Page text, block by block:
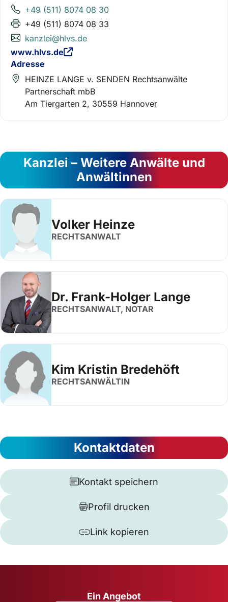
+49 (511) 8074 08 30
+49 (511) 8074 08 33
kanzlei@hlvs.de
www.hlvs.de
Adresse
HEINZE LANGE v. SENDEN Rechtsanwälte
Partnerschaft mbB
Am Tiergarten 2, 30559 Hannover
Kanzlei – Weitere Anwälte und
Anwältinnen
Volker Heinze
RECHTSANWALT
Dr. Frank-Holger Lange
RECHTSANWALT, NOTAR
Kim Kristin Bredehöft
RECHTSANWÄLTIN
Kontaktdaten
Kontakt speichern
Profil drucken
Link kopieren
Ein Angebot